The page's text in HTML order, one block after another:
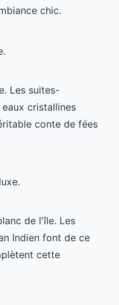
chic.
Les suites-
cristallines
conte de fées
de l'île. Les
Indien font de ce
cette